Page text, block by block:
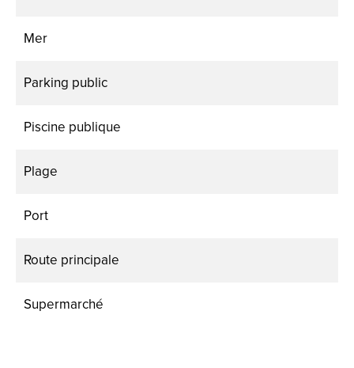
Mer
Parking public
Piscine publique
Plage
Port
Route principale
Supermarché